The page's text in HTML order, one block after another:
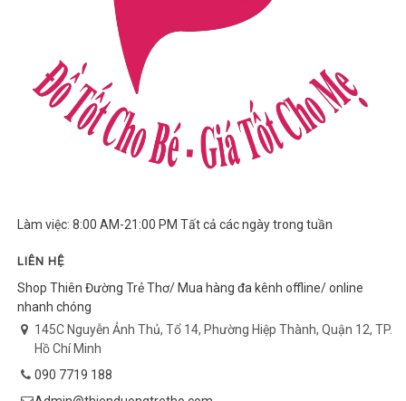
Làm việc: 8:00 AM-21:00 PM Tất cả các ngày trong tuần
LIÊN HỆ
Shop Thiên Đường Trẻ Thơ/ Mua hàng đa kênh offline/ online
nhanh chóng
145C Nguyễn Ảnh Thủ, Tổ 14, Phường Hiệp Thành, Quận 12, TP.
Hồ Chí Minh
090 7719 188